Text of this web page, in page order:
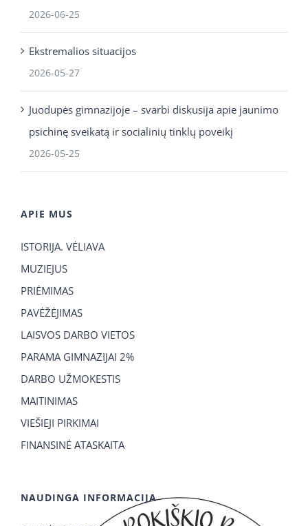
2026-06-25
Ekstremalios situacijos
2026-05-27
Juodupės gimnazijoje – svarbi diskusija apie jaunimo
psichinę sveikatą ir socialinių tinklų poveikį
2026-05-25
APIE MUS
ISTORIJA. VĖLIAVA
MUZIEJUS
PRIĖMIMAS
PAVĖŽĖJIMAS
LAISVOS DARBO VIETOS
PARAMA GIMNAZIJAI 2%
DARBO UŽMOKESTIS
MAITINIMAS
VIEŠIEJI PIRKIMAI
FINANSINĖ ATASKAITA
NAUDINGA INFORMACIJA